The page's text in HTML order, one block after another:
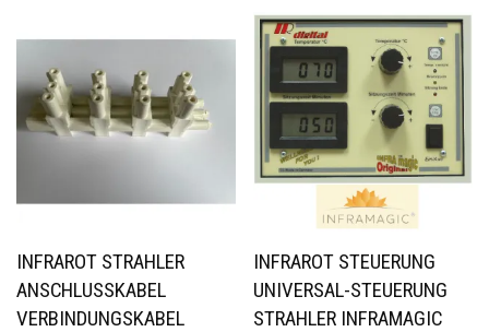
INFRAROT STRAHLER
ANSCHLUSSKABEL
VERBINDUNGSKABEL
INFRAROT STEUERUNG
UNIVERSAL-STEUERUNG
STRAHLER INFRAMAGIC